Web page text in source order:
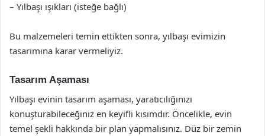
– Yılbaşı ışıkları (isteğe bağlı)
Bu malzemeleri temin ettikten sonra, yılbaşı evimizin
tasarımına karar vermeliyiz.
Tasarım Aşaması
Yılbaşı evinin tasarım aşaması, yaratıcılığınızı
konuşturabileceğiniz en keyifli kısımdır. Öncelikle, evin
temel şekli hakkında bir plan yapmalısınız. Düz bir zemin